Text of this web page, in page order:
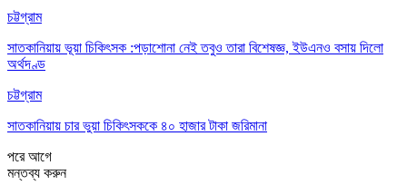
চট্টগ্রাম
সাতকানিয়ায় ভূয়া চিকিৎসক :পড়াশোনা নেই তবুও তারা বিশেষজ্ঞ, ইউএনও বসায় দিলো
অর্থদণ্ড
চট্টগ্রাম
সাতকানিয়ায় চার ভুয়া চিকিৎসককে ৪০ হাজার টাকা জরিমানা
পরেআগে
মন্তব্য করুন